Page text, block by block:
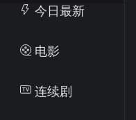
今日最新
电影
连续剧